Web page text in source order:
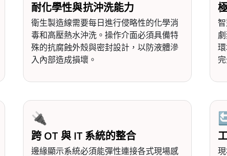
耐化學性與抗沖洗能力
衛生製造線需要每日進行侵略性的化學消
毒和高壓熱水沖洗。操作介面必須具備特
殊的抗腐蝕外殼與密封設計，以防液體滲
入內部造成損壞。
🔌
跨 OT 與 IT 系統的整合
邊緣顯示系統必須能彈性連接各式現場感